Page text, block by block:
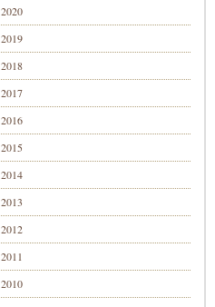
2020
2019
2018
2017
2016
2015
2014
2013
2012
2011
2010